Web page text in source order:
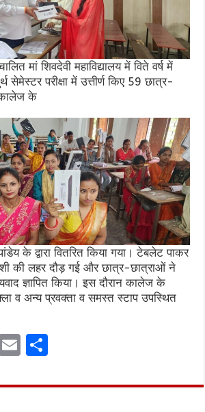
मां शिवदेवी महाविद्यालय में विते वर्ष में
सेमेस्टर परीक्षा में उत्तीर्ण किए 59 छात्र-
के
के द्वारा वितरित किया गया। टेबलेट पाकर
की लहर दौड़ गई और छात्र-छात्राओं ने
ज्ञापित किया। इस दौरान कालेज के
व अन्य प्रवक्ता व समस्त स्टाप उपस्थित
E
ai ar